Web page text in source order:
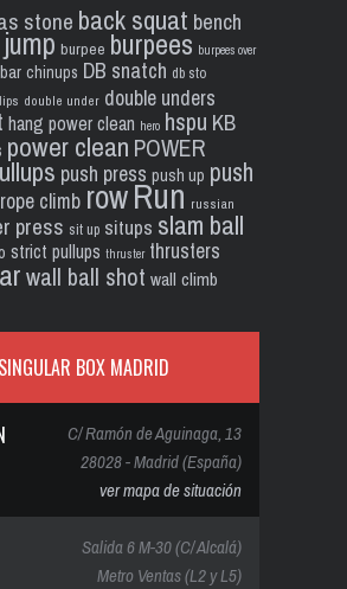
stone back squat bench
burpee burpees burpees over
chinups DB snatch db sto
double under double unders
hang power clean hero hspu KB
power clean POWER
push press push up push
rope climb rowRun russian
press sit up situps slam ball
strict pullups thruster thrusters
wall ball shot wall climb
BOX MADRID
C/ Ramón de Aguinaga, 13
28028 - Madrid (España)
ver mapa de situación
Salida 6 M-30 (C/ Alcalá)
Metro Ventas (L2 y L5)